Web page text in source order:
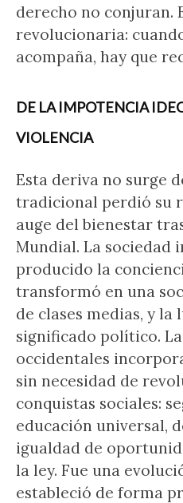
derecho no conjuran.
revolucionaria:
acompaña, hay que
DE LA IMPOTENCIA
VIOLENCIA
Esta deriva no surge
tradicional perdió su
auge del bienestar
Mundial. La sociedad
producido la
transformó en una
de clases medias, y
significado político.
occidentales
sin necesidad de
conquistas sociales:
educación universal,
igualdad de
la ley. Fue una
estableció de forma